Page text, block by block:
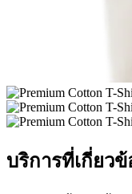
บริการที่เกี่ยวข้